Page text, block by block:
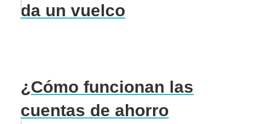
da un vuelco
¿Cómo funcionan las
cuentas de ahorro